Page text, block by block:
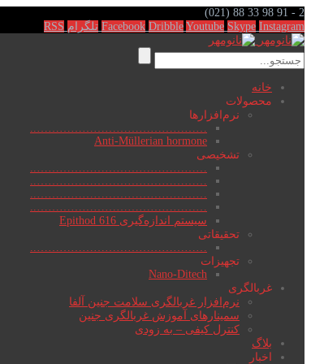
(021) 88 33 98 91 - 2
Facebook Dribble Youtube Skype Instagram تلگرام RSS
خانه
محصولات
نرم‌افزارها
………………………………………..
Anti-Müllerian hormone
تشخیصی
………………………………………..
………………………………………..
………………………………………..
………………………………………..
سیستم اندازه‌گیری Epithod 616
تحقیقاتی
………………………………………..
تجهیزات
Nano-Ditech
غربالگری
نرم‌افزار غربالگری سلامت جنین آلفا
سمینارهای آموزش غربالگری جنین
کنترل کیفی – به زودی
بلاگ
اخبار